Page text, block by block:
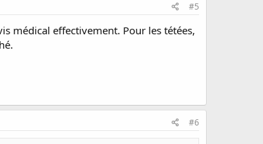
#5
médical effectivement. Pour les tétées,
#6